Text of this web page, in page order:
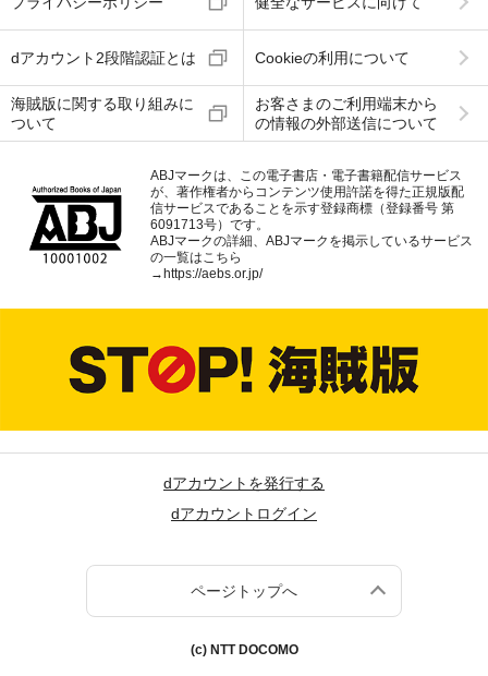
dアカウント2段階認証とは Cookieの利用について
海賊版に関する取り組みに
ついて
お客さまのご利用端末から
の情報の外部送信について
ABJマークは、この電子書店・電子書籍配信サービス
が、著作権者からコンテンツ使用許諾を得た正規版配
信サービスであることを示す登録商標（登録番号 第
6091713号）です。
ABJマークの詳細、ABJマークを掲示しているサービス
の一覧はこちら
→ https://aebs.or.jp/
dアカウントを発行する
dアカウントログイン
ページトップへ
(c) NTT DOCOMO